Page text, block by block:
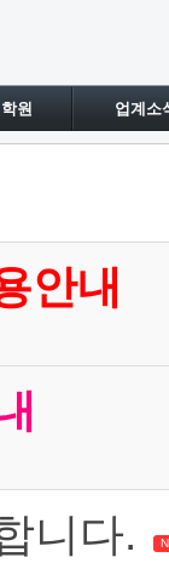
원 업계소
안내
니다.